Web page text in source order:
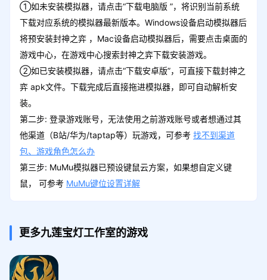
①如未安装模拟器，请点击“下载电脑版 ”，将识别当前系统
下载对应系统的模拟器最新版本。Windows设备启动模拟器后
将预安装封神之弈 ，Mac设备启动模拟器后，需要点击桌面的
游戏中心，在游戏中心搜索封神之弈下载安装游戏。
②如已安装模拟器，请点击“下载安卓版”，可直接下载封神之
弈 apk文件。下载完成后直接拖进模拟器，即可自动解析安
装。
第二步: 登录游戏账号，无法使用之前游戏账号或者想通过其
他渠道（B站/华为/taptap等）玩游戏，可参考 找不到渠道
包、游戏角色怎么办
第三步: MuMu模拟器已预设键鼠云方案，如果想自定义键
鼠， 可参考 MuMu键位设置详解
更多九莲宝灯工作室的游戏